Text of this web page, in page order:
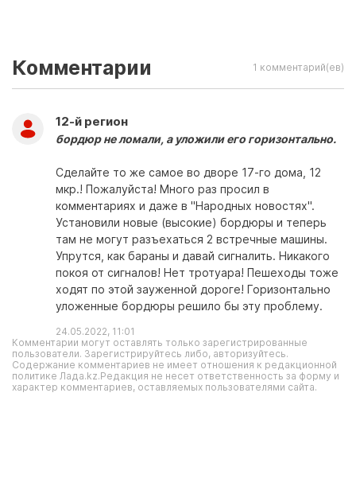
Комментарии 1 комментарий(ев)
12-й регион
бордюр не ломали, а уложили его горизонтально.
Сделайте то же самое во дворе 17-го дома, 12
мкр.! Пожалуйста! Много раз просил в
комментариях и даже в "Народных новостях".
Установили новые (высокие) бордюры и теперь
там не могут разъехаться 2 встречные машины.
Упрутся, как бараны и давай сигналить. Никакого
покоя от сигналов! Нет тротуара! Пешеходы тоже
ходят по этой зауженной дороге! Горизонтально
уложенные бордюры решило бы эту проблему.
24.05.2022, 11:01
Комментарии могут оставлять только зарегистрированные
пользователи. Зарегистрируйтесь либо, авторизуйтесь.
Содержание комментариев не имеет отношения к редакционной
политике Лада.kz.Редакция не несет ответственность за форму и
характер комментариев, оставляемых пользователями сайта.